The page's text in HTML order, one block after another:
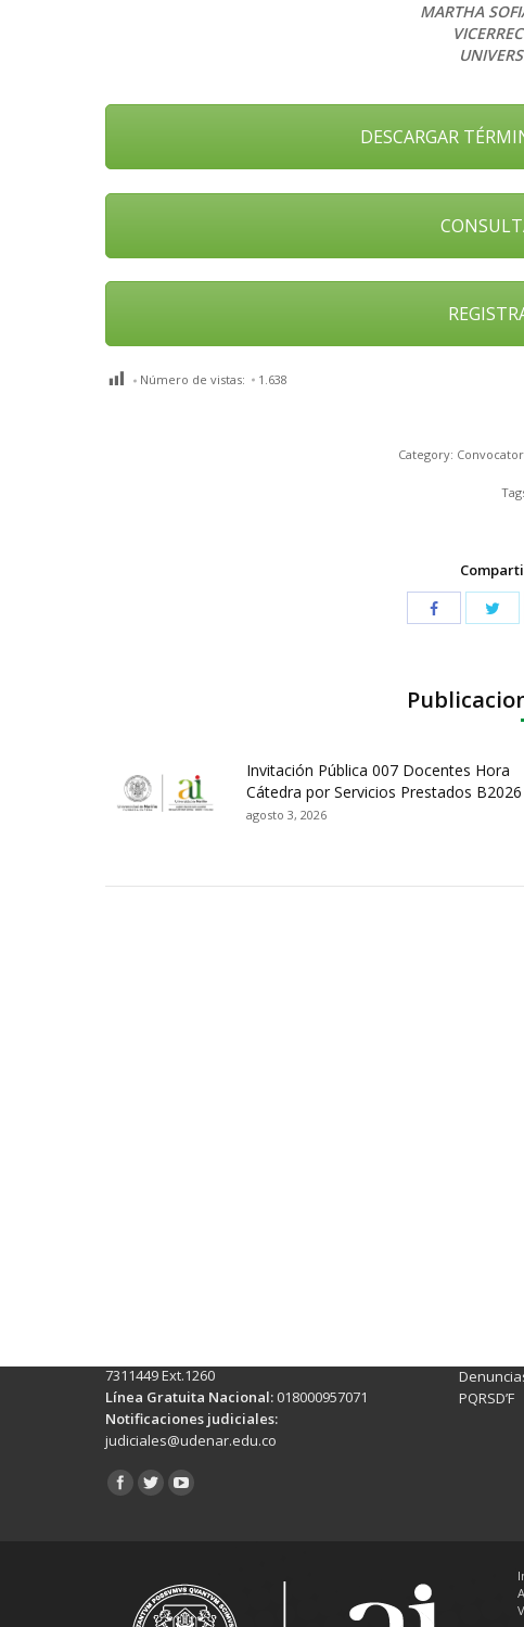
MARTHA
DESCARGAR
Número de vistas: 1.638
Category:
Invitación Pública 007 Docentes Hora
Cátedra por Servicios Prestados B2026
agosto 3, 2026
7311449 Ext.1260
Línea Gratuita Nacional: 018000957071
Notificaciones judiciales:
judiciales@udenar.edu.co
Encuéntranos en:
PQRSD’F